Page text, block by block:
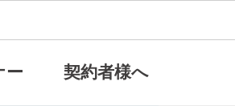
ー 契約者様へ
益移転をどのようにす